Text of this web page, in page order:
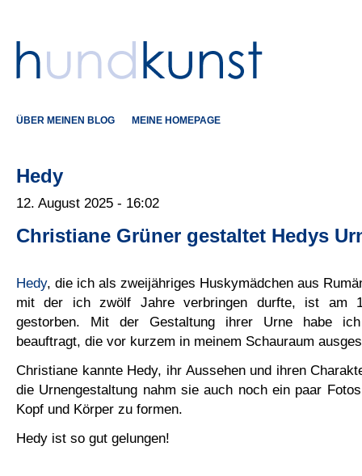
ÜBER MEINEN BLOG MEINE HOMEPAGE
Hedy
12. August 2025 - 16:02
Christiane Grüner gestaltet Hedys
Hedy, die ich als zweijähriges Huskymädchen aus
mit der ich zwölf Jahre verbringen durfte, ist am
gestorben. Mit der Gestaltung ihrer Urne habe
beauftragt, die vor kurzem in meinem Schauraum
Christiane kannte Hedy, ihr Aussehen und ihren
die Urnengestaltung nahm sie auch noch ein paar
Kopf und Körper zu formen.
Hedy ist so gut gelungen!